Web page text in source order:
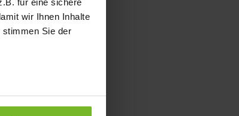
für eine sichere
wir Ihnen Inhalte
stimmen Sie der